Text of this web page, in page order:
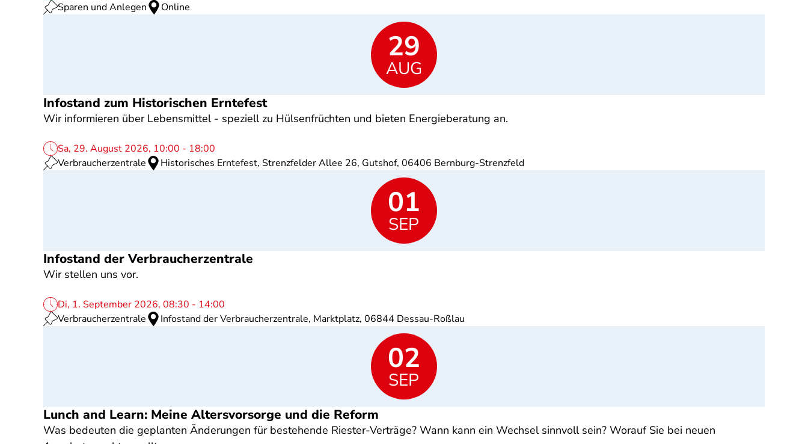
Sparen und Anlegen
Online
29
AUG
Infostand zum Historischen Erntefest
Wir informieren über Lebensmittel - speziell zu Hülsenfrüchten und bieten Energieberatung an.
Sa, 29. August 2026, 10:00 - 18:00
Verbraucherzentrale
Historisches Erntefest, Strenzfelder Allee 26, Gutshof, 06406 Bernburg-Strenzfeld
01
SEP
Infostand der Verbraucherzentrale
Wir stellen uns vor.
Di, 1. September 2026, 08:30 - 14:00
Verbraucherzentrale
Infostand der Verbraucherzentrale, Marktplatz, 06844 Dessau-Roßlau
02
SEP
Lunch and Learn: Meine Altersvorsorge und die Reform
Was bedeuten die geplanten Änderungen für bestehende Riester-Verträge? Wann kann ein Wechsel sinnvoll sein? Worauf Sie bei neuen